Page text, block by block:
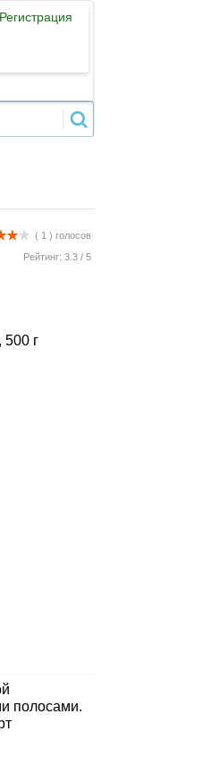
Регистрация
( 1 ) голосов
Рейтинг: 3.3/ 5
г
полосами.